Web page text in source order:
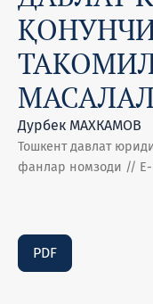
Дурбек МАХКАМОВ
Тошкент давлат
фанлар номзоди // E-
PDF